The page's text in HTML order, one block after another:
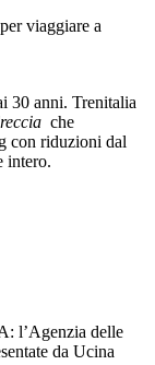
viaggiare a
30 anni. Trenitalia
che
con riduzioni dal
intero.
l’Agenzia delle
da Ucina